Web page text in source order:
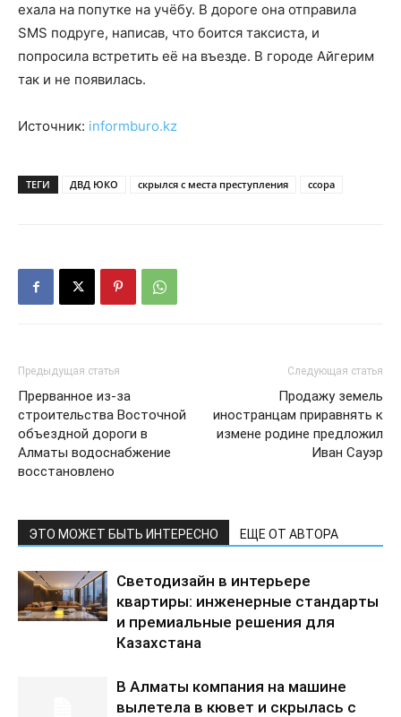
ехала на попутке на учёбу. В дороге она отправила
SMS подруге, написав, что боится таксиста, и
попросила встретить её на въезде. В городе Айгерим
так и не появилась.
Источник: informburo.kz
ТЕГИ ДВД ЮКО скрылся с места преступления ссора
Предыдущая статья
Прерванное из-за
строительства Восточной
объездной дороги в
Алматы водоснабжение
восстановлено
Следующая статья
Продажу земель
иностранцам приравнять к
измене родине предложил
Иван Сауэр
ЭТО МОЖЕТ БЫТЬ ИНТЕРЕСНО ЕЩЕ ОТ АВТОРА
Светодизайн в интерьере
квартиры: инженерные стандарты
и премиальные решения для
Казахстана
В Алматы компания на машине
вылетела в кювет и скрылась с